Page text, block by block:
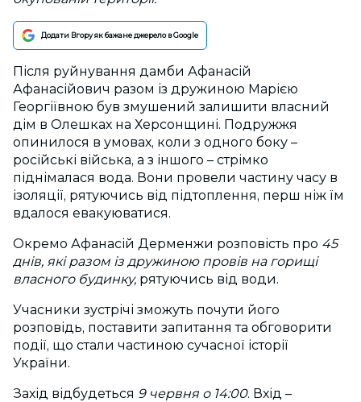
Додати Вгору як бажане джерело в Google
Після руйнування дамби Афанасій
Афанасійович разом із дружиною Марією
Георгіївною був змушений залишити власний
дім в Олешках на Херсонщині. Подружжя
опинилося в умовах, коли з одного боку –
російські війська, а з іншого – стрімко
піднімалася вода. Вони провели частину часу в
ізоляції, рятуючись від підтоплення, перш ніж їм
вдалося евакуюватися.
Окремо Афанасій Дерменжи розповість про 45
днів, які разом із дружиною провів на горищі
власного будинку, рятуючись від води.
Учасники зустрічі зможуть почути його
розповідь, поставити запитання та обговорити
події, що стали частиною сучасної історії
України.
Захід відбудеться 9 червня о 14:00. Вхід –